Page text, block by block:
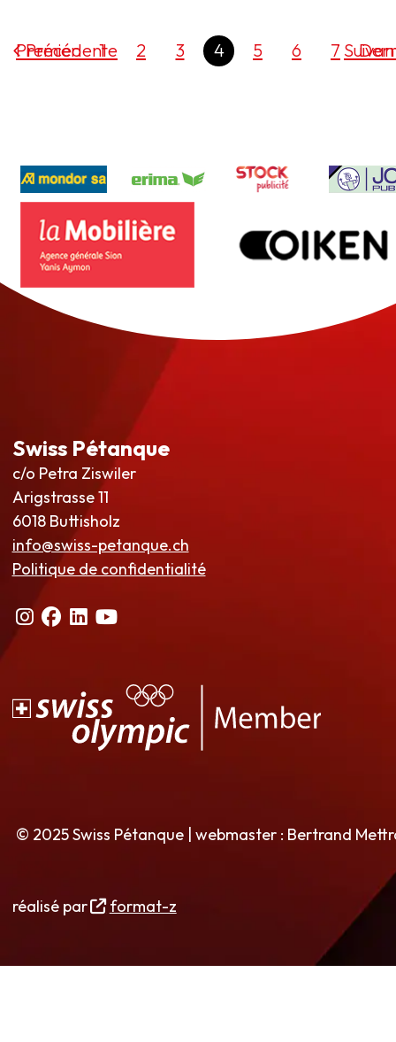
Précédente
Premier 1 2 3 4 5 6 7
Swiss Pétanque
c/o Petra Ziswiler
Arigstrasse 11
6018 Buttisholz
info@swiss-petanque.ch
Politique de confidentialité
© 2025 Swiss Pétanque | webmaster : Bertrand
réalisé par format-z